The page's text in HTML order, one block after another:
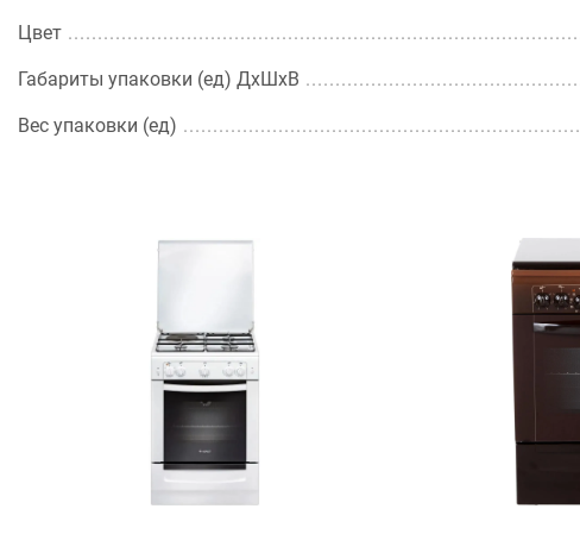
Цвет
Габариты упаковки (ед) ДхШхВ
Вес упаковки (ед)